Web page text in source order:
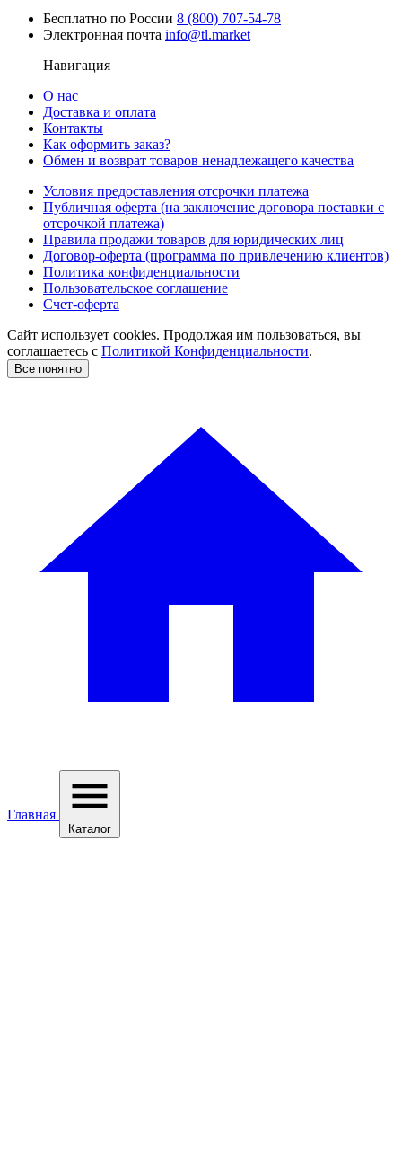
Бесплатно по России 8 (800) 707-54-78
Электронная почта info@tl.market
Навигация
О нас
Доставка и оплата
Контакты
Как оформить заказ?
Обмен и возврат товаров ненадлежащего качества
Условия предоставления отсрочки платежа
Публичная оферта (на заключение договора поставки с
отсрочкой платежа)
Правила продажи товаров для юридических лиц
Договор-оферта (программа по привлечению клиентов)
Политика конфиденциальности
Пользовательское соглашение
Счет-оферта
Сайт использует cookies. Продолжая им пользоваться, вы
соглашаетесь c Политикой Конфиденциальности.
Все понятно
Главная
Каталог